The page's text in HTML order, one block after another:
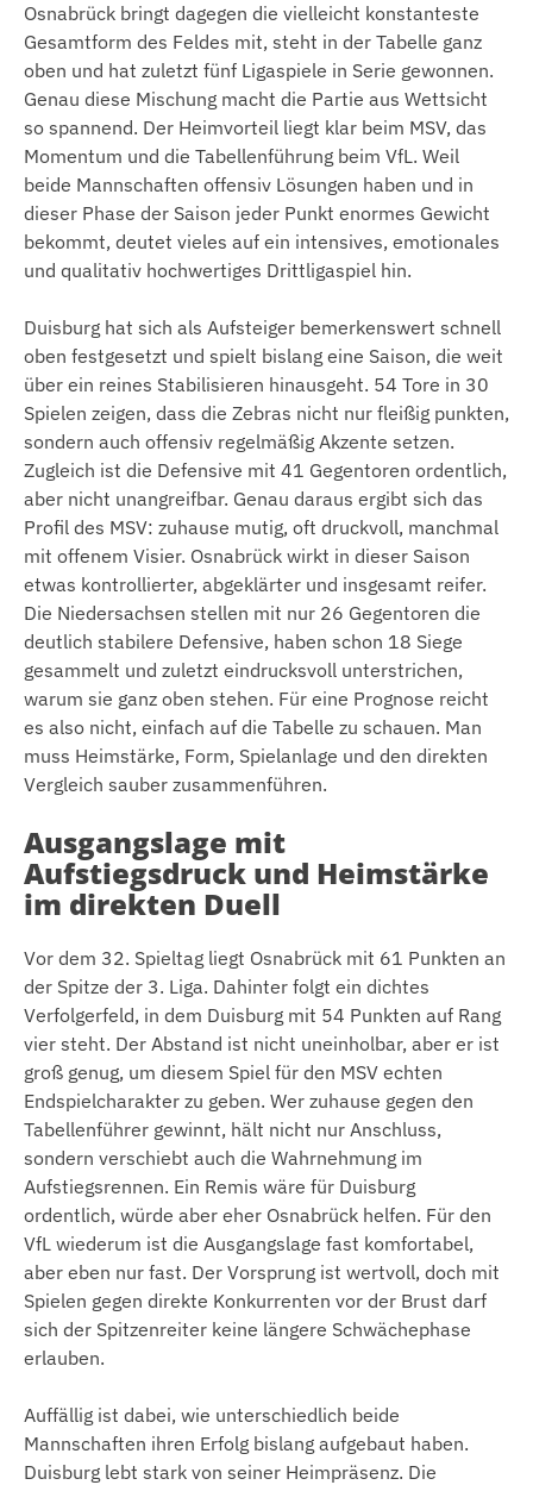
Osnabrück bringt dagegen die vielleicht konstanteste
Gesamtform des Feldes mit, steht in der Tabelle ganz
oben und hat zuletzt fünf Ligaspiele in Serie gewonnen.
Genau diese Mischung macht die Partie aus Wettsicht
so spannend. Der Heimvorteil liegt klar beim MSV, das
Momentum und die Tabellenführung beim VfL. Weil
beide Mannschaften offensiv Lösungen haben und in
dieser Phase der Saison jeder Punkt enormes Gewicht
bekommt, deutet vieles auf ein intensives, emotionales
und qualitativ hochwertiges Drittligaspiel hin.
Duisburg hat sich als Aufsteiger bemerkenswert schnell
oben festgesetzt und spielt bislang eine Saison, die weit
über ein reines Stabilisieren hinausgeht. 54 Tore in 30
Spielen zeigen, dass die Zebras nicht nur fleißig punkten,
sondern auch offensiv regelmäßig Akzente setzen.
Zugleich ist die Defensive mit 41 Gegentoren ordentlich,
aber nicht unangreifbar. Genau daraus ergibt sich das
Profil des MSV: zuhause mutig, oft druckvoll, manchmal
mit offenem Visier. Osnabrück wirkt in dieser Saison
etwas kontrollierter, abgeklärter und insgesamt reifer.
Die Niedersachsen stellen mit nur 26 Gegentoren die
deutlich stabilere Defensive, haben schon 18 Siege
gesammelt und zuletzt eindrucksvoll unterstrichen,
warum sie ganz oben stehen. Für eine Prognose reicht
es also nicht, einfach auf die Tabelle zu schauen. Man
muss Heimstärke, Form, Spielanlage und den direkten
Vergleich sauber zusammenführen.
Ausgangslage mit
Aufstiegsdruck und Heimstärke
im direkten Duell
Vor dem 32. Spieltag liegt Osnabrück mit 61 Punkten an
der Spitze der 3. Liga. Dahinter folgt ein dichtes
Verfolgerfeld, in dem Duisburg mit 54 Punkten auf Rang
vier steht. Der Abstand ist nicht uneinholbar, aber er ist
groß genug, um diesem Spiel für den MSV echten
Endspielcharakter zu geben. Wer zuhause gegen den
Tabellenführer gewinnt, hält nicht nur Anschluss,
sondern verschiebt auch die Wahrnehmung im
Aufstiegsrennen. Ein Remis wäre für Duisburg
ordentlich, würde aber eher Osnabrück helfen. Für den
VfL wiederum ist die Ausgangslage fast komfortabel,
aber eben nur fast. Der Vorsprung ist wertvoll, doch mit
Spielen gegen direkte Konkurrenten vor der Brust darf
sich der Spitzenreiter keine längere Schwächephase
erlauben.
Auffällig ist dabei, wie unterschiedlich beide
Mannschaften ihren Erfolg bislang aufgebaut haben.
Duisburg lebt stark von seiner Heimpräsenz. Die